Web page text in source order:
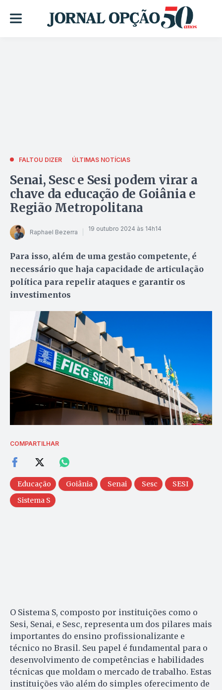
FALTOU DIZER ÚLTIMAS NOTÍCIAS
Senai, Sesc e Sesi podem virar a
chave da educação de Goiânia e
Região Metropolitana
Raphael Bezerra 19 outubro 2024 às 14h14
Para isso, além de uma gestão competente, é
necessário que haja capacidade de articulação
política para repelir ataques e garantir os
investimentos
COMPARTILHAR
Educação Goiânia Senai Sesc
SESI
Sistema S
O Sistema S, composto por instituições como o
Sesi, Senai, e Sesc, representa um dos pilares mais
importantes do ensino profissionalizante e
técnico no Brasil. Seu papel é fundamental para o
desenvolvimento de competências e habilidades
técnicas que moldam o mercado de trabalho. Estas
instituições vão além do simples oferecimento de